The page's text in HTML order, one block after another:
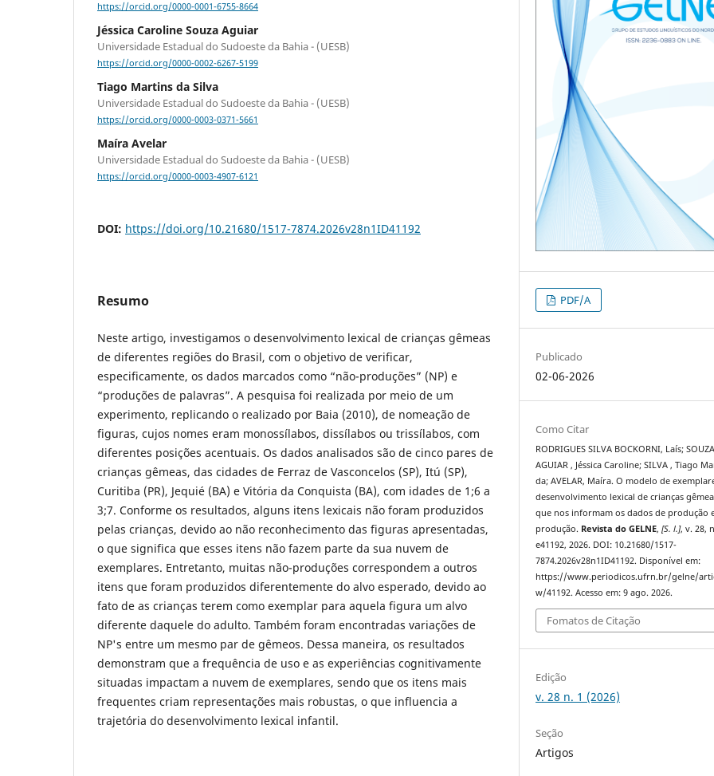
https://orcid.org/0000-0001-6755-8664
Jéssica Caroline Souza Aguiar
Universidade Estadual do Sudoeste da Bahia - (UESB)
https://orcid.org/0000-0002-6267-5199
Tiago Martins da Silva
Universidade Estadual do Sudoeste da Bahia - (UESB)
https://orcid.org/0000-0003-0371-5661
Maíra Avelar
Universidade Estadual do Sudoeste da Bahia - (UESB)
https://orcid.org/0000-0003-4907-6121
DOI: https://doi.org/10.21680/1517-7874.2026v28n1ID41192
Resumo
Neste artigo, investigamos o desenvolvimento lexical de crianças gêmeas
de diferentes regiões do Brasil, com o objetivo de verificar,
especificamente, os dados marcados como “não-produções” (NP) e
“produções de palavras”. A pesquisa foi realizada por meio de um
experimento, replicando o realizado por Baia (2010), de nomeação de
figuras, cujos nomes eram monossílabos, dissílabos ou trissílabos, com
diferentes posições acentuais. Os dados analisados são de cinco pares de
crianças gêmeas, das cidades de Ferraz de Vasconcelos (SP), Itú (SP),
Curitiba (PR), Jequié (BA) e Vitória da Conquista (BA), com idades de 1;6 a
3;7. Conforme os resultados, alguns itens lexicais não foram produzidos
pelas crianças, devido ao não reconhecimento das figuras apresentadas,
o que significa que esses itens não fazem parte da sua nuvem de
exemplares. Entretanto, muitas não-produções correspondem a outros
itens que foram produzidos diferentemente do alvo esperado, devido ao
fato de as crianças terem como exemplar para aquela figura um alvo
diferente daquele do adulto. Também foram encontradas variações de
NP's entre um mesmo par de gêmeos. Dessa maneira, os resultados
demonstram que a frequência de uso e as experiências cognitivamente
situadas impactam a nuvem de exemplares, sendo que os itens mais
frequentes criam representações mais robustas, o que influencia a
trajetória do desenvolvimento lexical infantil.
PDF/A
Publicado
02-06-2026
Como Citar
RODRIGUES SILVA BOCKORNI, Laís;
AGUIAR , Jéssica Caroline; SILVA , Tiago
da; AVELAR, Maíra. O modelo de
desenvolvimento lexical de crianças
que nos informam os dados de produção
produção. Revista do GELNE,[S. l.], v. 28,
e41192, 2026. DOI: 10.21680/1517-
7874.2026v28n1ID41192. Disponível em:
https://www.periodicos.ufrn.br/gelne/
w/41192. Acesso em: 9 ago. 2026.
Fomatos de Citação
Edição
v. 28 n. 1 (2026)
Seção
Artigos